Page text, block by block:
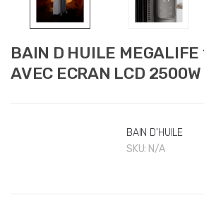
BAIN D HUILE MEGALIFE
AVEC ECRAN LCD 2500W
BAIN D'HUILE
SKU: N/A